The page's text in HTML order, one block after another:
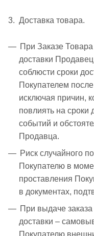
3. Доставка товара.
При Заказе
доставки
соблюсти сроки
Покупателем
исключая причин,
повлиять на сроки
событий и
Продавца.
Риск случайного
Покупателю в
проставления
в документах,
При выдаче заказа
доставки –
Покупателю